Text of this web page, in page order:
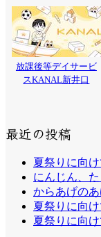
放課後等デイサービ
スKANAL新井口
最近の投稿
夏祭りに向け
にんじん、
からあげのあ
夏祭りに向
夏祭りに向け